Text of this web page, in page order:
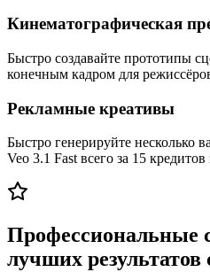
Кинематографическая
Быстро создавайте прототипы
конечным кадром для
Рекламные креативы
Быстро генерируйте несколько
Veo 3.1 Fast всего за 15 кредитов
Профессиональные
лучших результатов